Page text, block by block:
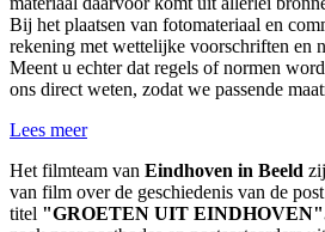
Bij het plaatsen van fotomateriaal en
rekening met wettelijke voorschriften en
Meent u echter dat regels of normen
ons direct weten, zodat we passende
Lees meer
Het filmteam van Eindhoven in Beeld
van film over de geschiedenis van de
titel "GROETEN UIT